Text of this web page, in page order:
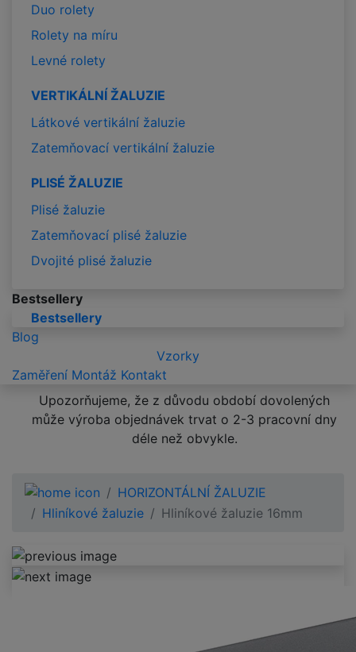
Duo rolety
Rolety na míru
Levné rolety
VERTIKÁLNÍ ŽALUZIE
Látkové vertikální žaluzie
Zatemňovací vertikální žaluzie
PLISÉ ŽALUZIE
Plisé žaluzie
Zatemňovací plisé žaluzie
Dvojité plisé žaluzie
Bestsellery
Bestsellery
Blog
Vzorky
Zaměření Montáž Kontakt
Upozorňujeme, že z důvodu období dovolených
může výroba objednávek trvat o 2-3 pracovní dny
déle než obvykle.
HORIZONTÁLNÍ ŽALUZIE
Hliníkové žaluzie
Hliníkové žaluzie 16mm